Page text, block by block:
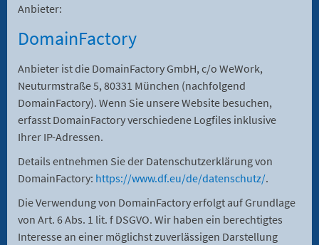
Anbieter:
DomainFactory
Anbieter ist die DomainFactory GmbH, c/o WeWork,
Neuturmstraße 5, 80331 München (nachfolgend
DomainFactory). Wenn Sie unsere Website besuchen,
erfasst DomainFactory verschiedene Logfiles inklusive
Ihrer IP-Adressen.
Details entnehmen Sie der Datenschutzerklärung von
DomainFactory: https://www.df.eu/de/datenschutz/.
Die Verwendung von DomainFactory erfolgt auf Grundlage
von Art. 6 Abs. 1 lit. f DSGVO. Wir haben ein berechtigtes
Interesse an einer möglichst zuverlässigen Darstellung